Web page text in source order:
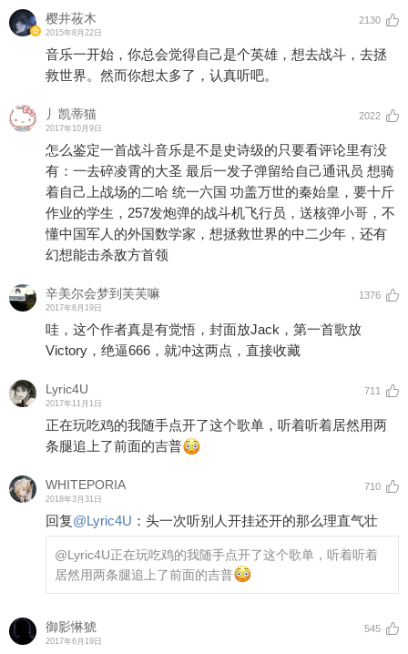
樱井莜木
2015年8月22日
2130
音乐一开始，你总会觉得自己是个英雄，想去战斗，去拯
救世界。然而你想太多了，认真听吧。
丿凯蒂猫
2017年10月9日
2022
怎么鉴定一首战斗音乐是不是史诗级的只要看评论里有没
有：一去碎凌霄的大圣 最后一发子弹留给自己通讯员 想骑
着自己上战场的二哈 统一六国 功盖万世的秦始皇，要十斤
作业的学生，257发炮弹的战斗机飞行员，送核弹小哥，不
懂中国军人的外国数学家，想拯救世界的中二少年，还有
幻想能击杀敌方首领
辛美尔会梦到芙芙嘛
2017年8月19日
1376
哇，这个作者真是有觉悟，封面放Jack，第一首歌放
Victory，绝逼666，就冲这两点，直接收藏
Lyric4U
2017年11月1日
711
正在玩吃鸡的我随手点开了这个歌单，听着听着居然用两
条腿追上了前面的吉普
WHITEPORIA
2018年3月31日
710
回复@Lyric4U ： 头一次听别人开挂还开的那么理直气壮
@Lyric4U正在玩吃鸡的我随手点开了这个歌单，听着听着
居然用两条腿追上了前面的吉普
御影惏猇
2017年6月19日
545